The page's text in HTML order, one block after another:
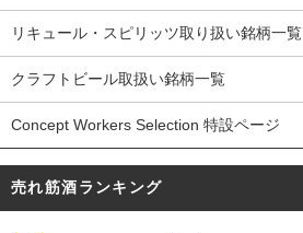
リキュール・スピリッツ取り扱い銘柄一覧
クラフトビール取扱い銘柄一覧
Concept Workers Selection 特設ページ
売れ筋酒ランキング